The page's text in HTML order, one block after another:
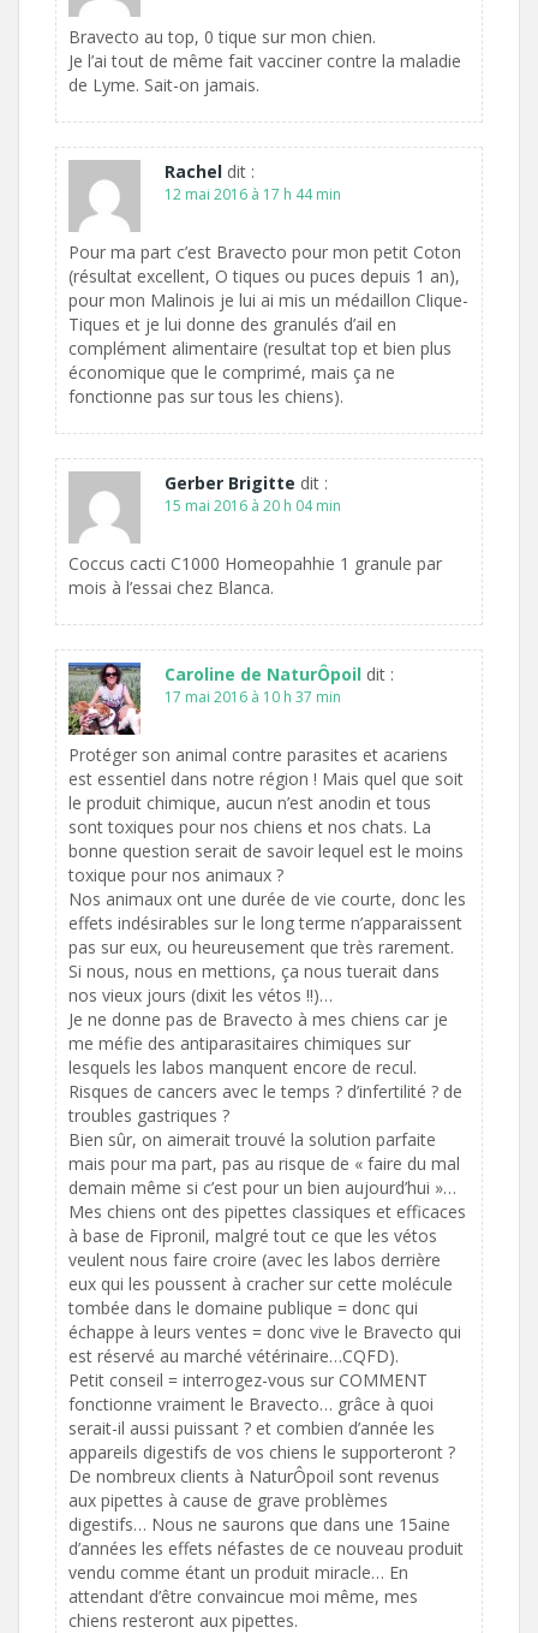
Bravecto au top, 0 tique sur mon chien.
Je l’ai tout de même fait vacciner contre la maladie
de Lyme. Sait-on jamais.
Rachel dit :
12 mai 2016 à 17 h 44 min
Pour ma part c’est Bravecto pour mon petit Coton
(résultat excellent, O tiques ou puces depuis 1 an),
pour mon Malinois je lui ai mis un médaillon Clique-
Tiques et je lui donne des granulés d’ail en
complément alimentaire (resultat top et bien plus
économique que le comprimé, mais ça ne
fonctionne pas sur tous les chiens).
Gerber Brigitte dit :
15 mai 2016 à 20 h 04 min
Coccus cacti C1000 Homeopahhie 1 granule par
mois à l’essai chez Blanca.
Caroline de NaturÔpoil dit :
17 mai 2016 à 10 h 37 min
Protéger son animal contre parasites et acariens
est essentiel dans notre région ! Mais quel que soit
le produit chimique, aucun n’est anodin et tous
sont toxiques pour nos chiens et nos chats. La
bonne question serait de savoir lequel est le moins
toxique pour nos animaux ?
Nos animaux ont une durée de vie courte, donc les
effets indésirables sur le long terme n’apparaissent
pas sur eux, ou heureusement que très rarement.
Si nous, nous en mettions, ça nous tuerait dans
nos vieux jours (dixit les vétos !!)…
Je ne donne pas de Bravecto à mes chiens car je
me méfie des antiparasitaires chimiques sur
lesquels les labos manquent encore de recul.
Risques de cancers avec le temps ? d’infertilité ? de
troubles gastriques ?
Bien sûr, on aimerait trouvé la solution parfaite
mais pour ma part, pas au risque de « faire du mal
demain même si c’est pour un bien aujourd’hui »…
Mes chiens ont des pipettes classiques et efficaces
à base de Fipronil, malgré tout ce que les vétos
veulent nous faire croire (avec les labos derrière
eux qui les poussent à cracher sur cette molécule
tombée dans le domaine publique = donc qui
échappe à leurs ventes = donc vive le Bravecto qui
est réservé au marché vétérinaire…CQFD).
Petit conseil = interrogez-vous sur COMMENT
fonctionne vraiment le Bravecto… grâce à quoi
serait-il aussi puissant ? et combien d’année les
appareils digestifs de vos chiens le supporteront ?
De nombreux clients à NaturÔpoil sont revenus
aux pipettes à cause de grave problèmes
digestifs… Nous ne saurons que dans une 15aine
d’années les effets néfastes de ce nouveau produit
vendu comme étant un produit miracle… En
attendant d’être convaincue moi même, mes
chiens resteront aux pipettes.